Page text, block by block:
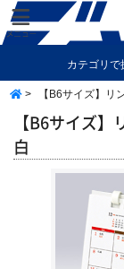
カテゴリで
納期・送料に
> 【B6サイズ】リ
【B6サイズ】
白